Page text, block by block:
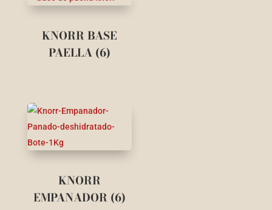
KNORR BASE
PAELLA (6)
KNORR
EMPANADOR (6)